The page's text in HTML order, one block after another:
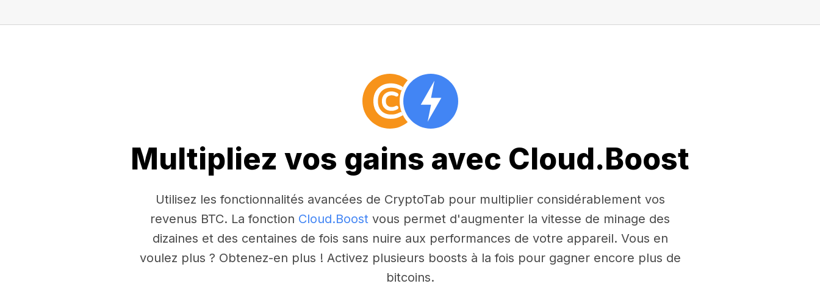
Multipliez vos gains avec Cloud.Boost
Utilisez les fonctionnalités avancées de CryptoTab pour multiplier considérablement vos
revenus BTC. La fonction Cloud.Boost vous permet d'augmenter la vitesse de minage des
dizaines et des centaines de fois sans nuire aux performances de votre appareil. Vous en
voulez plus ? Obtenez-en plus ! Activez plusieurs boosts à la fois pour gagner encore plus de
bitcoins.